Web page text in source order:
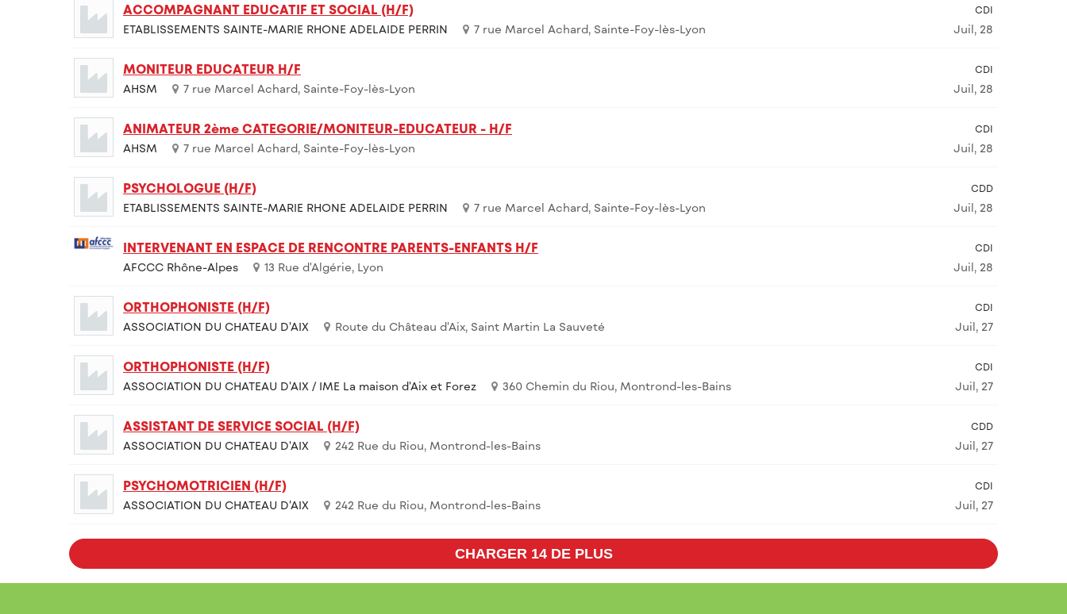
ACCOMPAGNANT EDUCATIF ET SOCIAL (H/F) CDI
ETABLISSEMENTS SAINTE-MARIE RHONE ADELAIDE PERRIN 7 rue Marcel Achard, Sainte-Foy-lès-Lyon Juil, 28
MONITEUR EDUCATEUR H/F CDI
AHSM 7 rue Marcel Achard, Sainte-Foy-lès-Lyon Juil, 28
ANIMATEUR 2ème CATEGORIE/MONITEUR-EDUCATEUR - H/F CDI
AHSM 7 rue Marcel Achard, Sainte-Foy-lès-Lyon Juil, 28
PSYCHOLOGUE (H/F) CDD
ETABLISSEMENTS SAINTE-MARIE RHONE ADELAIDE PERRIN 7 rue Marcel Achard, Sainte-Foy-lès-Lyon Juil, 28
INTERVENANT EN ESPACE DE RENCONTRE PARENTS-ENFANTS H/F CDI
AFCCC Rhône-Alpes 13 Rue d'Algérie, Lyon Juil, 28
ORTHOPHONISTE (H/F) CDI
ASSOCIATION DU CHATEAU D'AIX Route du Château d'Aix, Saint Martin La Sauveté Juil, 27
ORTHOPHONISTE (H/F) CDI
ASSOCIATION DU CHATEAU D'AIX / IME La maison d'Aix et Forez 360 Chemin du Riou, Montrond-les-Bains Juil, 27
ASSISTANT DE SERVICE SOCIAL (H/F) CDD
ASSOCIATION DU CHATEAU D'AIX 242 Rue du Riou, Montrond-les-Bains Juil, 27
PSYCHOMOTRICIEN (H/F) CDI
ASSOCIATION DU CHATEAU D'AIX 242 Rue du Riou, Montrond-les-Bains Juil, 27
CHARGER 14 DE PLUS